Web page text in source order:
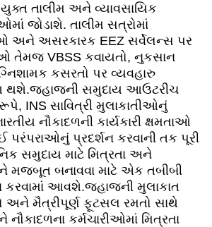
તાલીમ અને વ્યાવસાયિક
જોડાશે. તાલીમ સત્રોમાં
અને અસરકારક EEZ સર્વેલન્સ પર
તેમજ VBSS કવાયતો, નુકસાન
કસરતો પર વ્યવહારુ
થશે.જહાજની સમુદાય આઉટરીચ
INS સાવિત્રી મુલાકાતીઓનું
નૌકાદળની કાર્યકારી ક્ષમતાઓ
પરંપરાઓનું પ્રદર્શન કરવાની તક પૂરી
સમુદાય માટે મિત્રતા અને
મજબૂત બનાવવા માટે એક તબીબી
આવશે.જહાજની મુલાકાત
મૈત્રીપૂર્ણ ફૂટસલ રમતો સાથે
કર્મચારીઓમાં મિત્રતા